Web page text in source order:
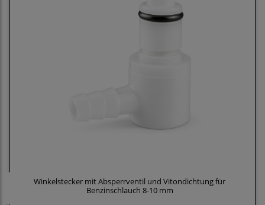
Winkelstecker mit Absperrventil und Vitondichtung für
Benzinschlauch 8-10 mm